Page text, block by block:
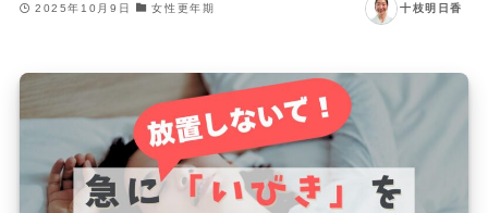
2025年10月9日 女性更年期 十枝明日香